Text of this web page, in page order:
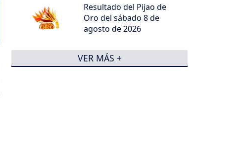
Resultado del Pijao de
Oro del sábado 8 de
agosto de 2026
VER MÁS +